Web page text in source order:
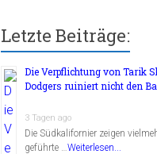
Letzte Beiträge:
Die Verpflichtung von Tarik
Dodgers ruiniert nicht den
3 Tagen ago
Die Südkalifornier zeigen
geführte …Weiterlesen...